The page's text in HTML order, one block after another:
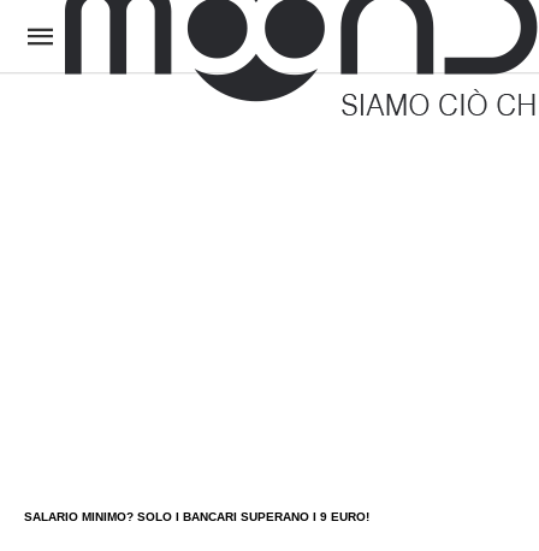
SALARIO MINIMO? SOLO I BANCARI SUPERANO I 9 EURO!